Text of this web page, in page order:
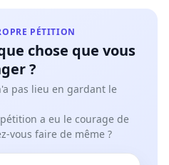
PÉTITION
chose que vous
?
pas lieu en gardant le
a eu le courage de
vous faire de même ?